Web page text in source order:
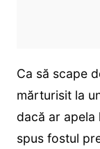
Ca să scape
mărturisit la
dacă ar apela
spus fostul